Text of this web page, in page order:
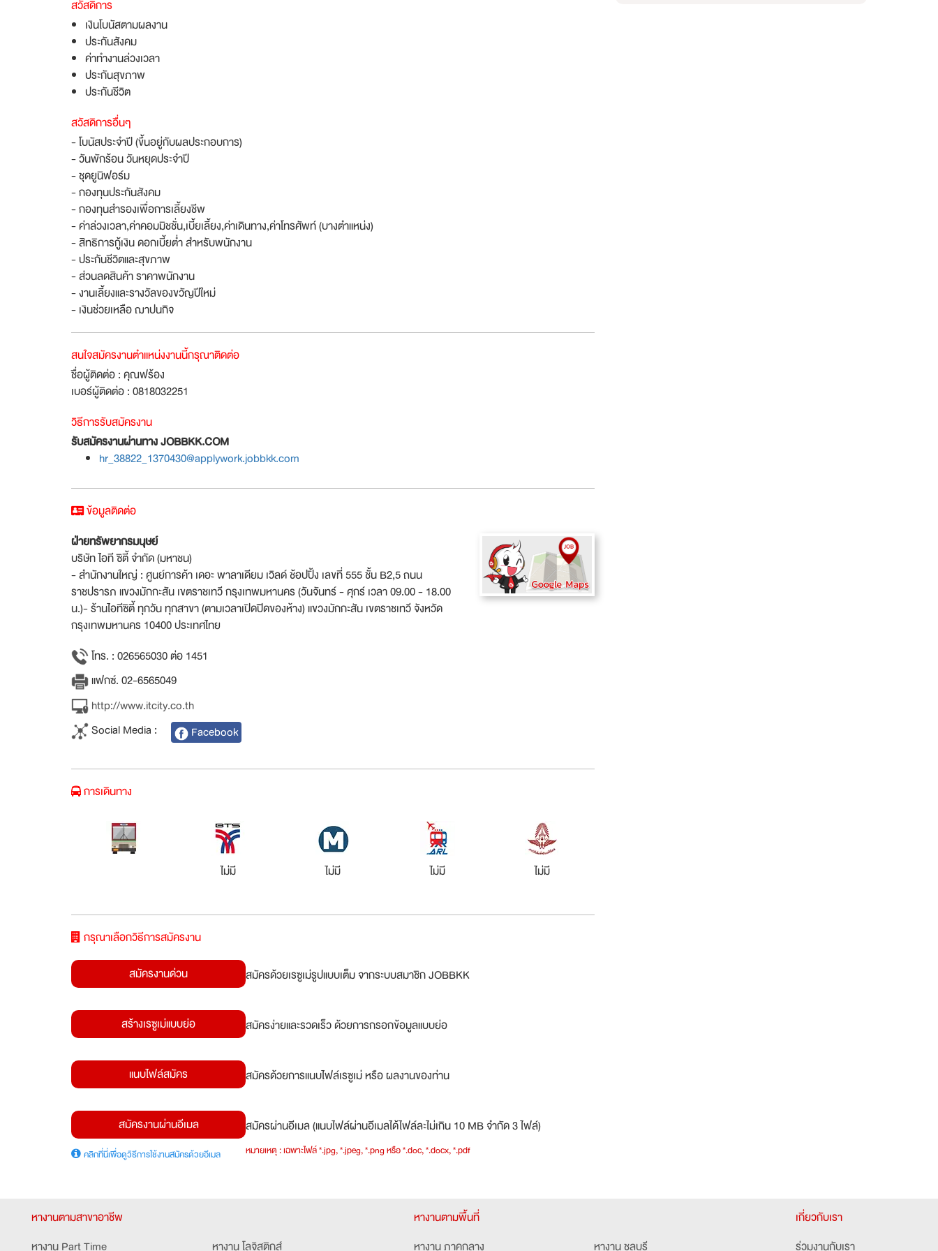
สวัสดิการ
เงินโบนัสตามผลงาน
ประกันสังคม
ค่าทำงานล่วงเวลา
ประกันสุขภาพ
ประกันชีวิต
สวัสดิการอื่นๆ
- โบนัสประจำปี (ขึ้นอยู่กับผลประกอบการ)
- วันพักร้อน วันหยุดประจำปี
- ชุดยูนิฟอร์ม
- กองทุนประกันสังคม
- กองทุนสำรองเพื่อการเลี้ยงชีพ
- ค่าล่วงเวลา,ค่าคอมมิชชั่น,เบี้ยเลี้ยง,ค่าเดินทาง,ค่าโทรศัพท์ (บางตำแหน่ง)
- สิทธิการกู้เงิน ดอกเบี้ยต่ำ สำหรับพนักงาน
- ประกันชีวิตและสุขภาพ
- ส่วนลดสินค้า ราคาพนักงาน
- งานเลี้ยงและรางวัลของขวัญปีใหม่
- เงินช่วยเหลือ ฌาปนกิจ
สนใจสมัครงานตำแหน่งงานนี้กรุณาติดต่อ
ชื่อผู้ติดต่อ : คุณฟร้อง
เบอร์ผู้ติดต่อ : 0818032251
วิธีการรับสมัครงาน
รับสมัครงานผ่านทาง JOBBKK.COM
hr_38822_1370430@applywork.jobbkk.com
ข้อมูลติดต่อ
ฝ่ายทรัพยากรมนุษย์
บริษัท ไอที ซิตี้ จำกัด (มหาชน)
- สำนักงานใหญ่ : ศูนย์การค้า เดอะ พาลาเดียม เวิลด์ ช้อปปิ้ง เลขที่ 555 ชั้น B2,5 ถนน
ราชปรารภ แขวงมักกะสัน เขตราชเทวี กรุงเทพมหานคร (วันจันทร์ - ศุกร์ เวลา 09.00 - 18.00
น.)- ร้านไอทีซิตี้ ทุกวัน ทุกสาขา (ตามเวลาเปิดปิิดของห้าง) แขวงมักกะสัน เขตราชเทวี จังหวัด
กรุงเทพมหานคร 10400 ประเทศไทย
โทร. : 026565030 ต่อ 1451
แฟกซ์. 02-6565049
http://www.itcity.co.th
Social Media :
Facebook
การเดินทาง
ไม่มี ไม่มี ไม่มี ไม่มี
กรุณาเลือกวิธีการสมัครงาน
สมัครงานด่วน
สมัครด้วยเรซูเม่รูปแบบเต็ม จากระบบสมาชิก JOBBKK
สร้างเรซูเม่แบบย่อ สมัครง่ายและรวดเร็ว ด้วยการกรอกข้อมูลแบบย่อ
แนบไฟล์สมัคร สมัครด้วยการแนบไฟล์เรซูเม่ หรือ ผลงานของท่าน
สมัครงานผ่านอีเมล
คลิกที่นี่เพื่อดูวิธีการใช้งานสมัครด้วยอีเมล
สมัครผ่านอีเมล (แนบไฟล์ผ่านอีเมลได้ไฟล์ละไม่เกิน 10 MB จำกัด 3 ไฟล์)
หมายเหตุ : เฉพาะไฟล์ *.jpg, *.jpeg, *.png หรือ *.doc, *.docx, *.pdf
หางานตามสาขาอาชีพ
หางาน Part Time
หางาน โลจิสติกส์
หางานตามพื้นที่
หางาน ภาคกลาง
หางาน ชลบุรี
เกี่ยวกับเรา
ร่วมงานกับเรา